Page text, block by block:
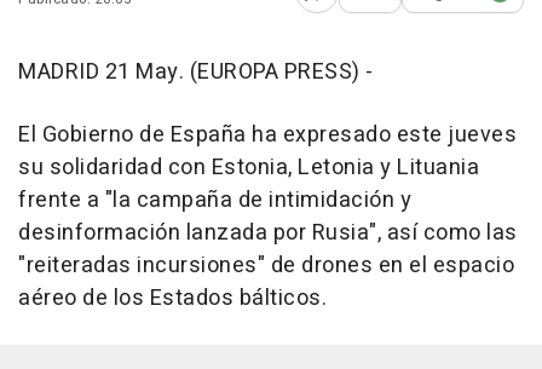
MADRID 21 May. (EUROPA PRESS) -
El Gobierno de España ha expresado este jueves
su solidaridad con Estonia, Letonia y Lituania
frente a "la campaña de intimidación y
desinformación lanzada por Rusia", así como las
"reiteradas incursiones" de drones en el espacio
aéreo de los Estados bálticos.